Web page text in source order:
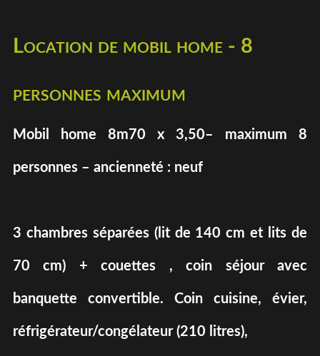
Location de mobil home - 8
personnes maximum
Mobil home 8m70 x 3,50– maximum 8
personnes – ancienneté : neuf
3 chambres séparées (lit de 140 cm et lits de
70 cm) + couettes , coin séjour avec
banquette convertible. Coin cuisine, évier,
réfrigérateur/congélateur (210 litres),